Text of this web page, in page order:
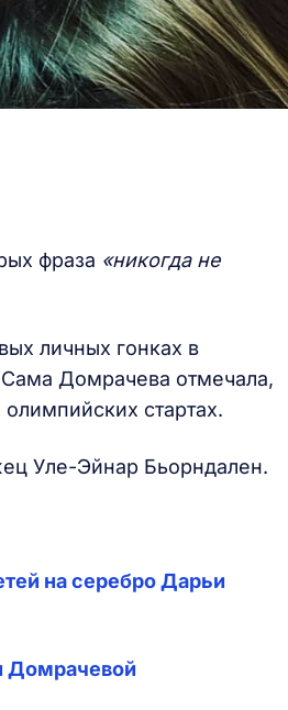
фраза «никогда не
личных гонках в
Сама Домрачева отмечала,
стартах.
Уле-Эйнар Бьорндален.
на серебро Дарьи
Домрачевой